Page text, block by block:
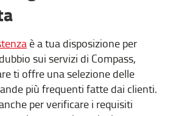
è a tua disposizione per
sui servizi di Compass,
ti offre una selezione delle
più frequenti fatte dai clienti.
per verificare i requisiti